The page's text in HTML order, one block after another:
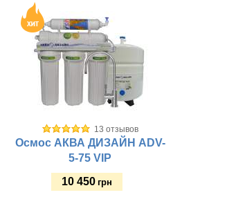
13 отзывов
Осмос АКВА ДИЗАЙН ADV-
5-75 VIP
10 450 грн